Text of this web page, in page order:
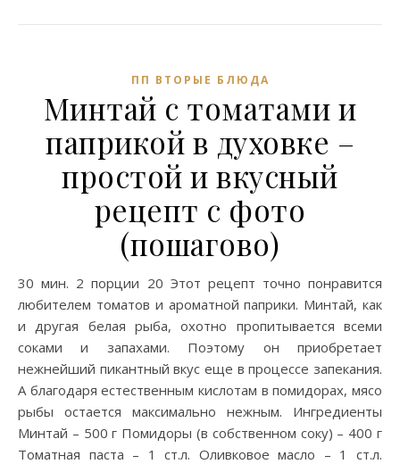
ПП ВТОРЫЕ БЛЮДА
Минтай с томатами и
паприкой в духовке –
простой и вкусный
рецепт с фото
(пошагово)
30 мин. 2 порции 20 Этот рецепт точно понравится
любителем томатов и ароматной паприки. Минтай, как
и другая белая рыба, охотно пропитывается всеми
соками и запахами. Поэтому он приобретает
нежнейший пикантный вкус еще в процессе запекания.
А благодаря естественным кислотам в помидорах, мясо
рыбы остается максимально нежным. Ингредиенты
Минтай – 500 г Помидоры (в собственном соку) – 400 г
Томатная паста – 1 ст.л. Оливковое масло – 1 ст.л.